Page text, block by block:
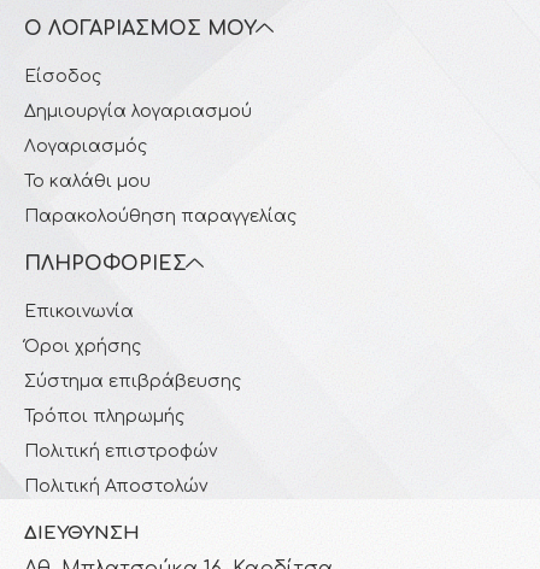
Ο ΛΟΓΑΡΙΑΣΜΌΣ ΜΟΥ
Είσοδος
Δημιουργία λογαριασμού
Λογαριασμός
Το καλάθι μου
Παρακολούθηση παραγγελίας
ΠΛΗΡΟΦΟΡΊΕΣ
Επικοινωνία
Όροι χρήσης
Σύστημα επιβράβευσης
Τρόποι πληρωμής
Πολιτική επιστροφών
Πολιτική Αποστολών
ΔΙΕΎΘΥΝΣΗ